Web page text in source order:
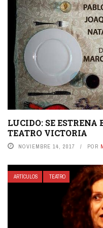
LUCIDO: SE ESTRENA
TEATRO VICTORIA
NOVIEMBRE 14, 2017 POR
ARTÍCULOS TEATRO